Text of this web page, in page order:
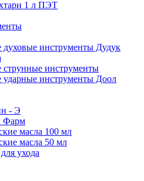
1 л ПЭТ
духовые инструменты Дудук
струнные инструменты
ударные инструменты Доол
- Э
Фарм
масла 100 мл
масла 50 мл
ухода